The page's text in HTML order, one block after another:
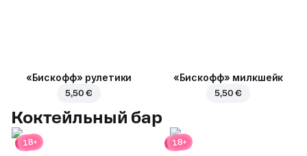
«Бискофф» рулетики
5,50 €
«Бискофф» милкшейк
5,50 €
Коктейльный бар
18+ 18+